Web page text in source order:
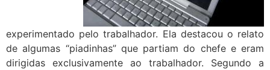
experimentado pelo trabalhador. Ela destacou o relato
de algumas “piadinhas” que partiam do chefe e eram
dirigidas exclusivamente ao trabalhador. Segundo a